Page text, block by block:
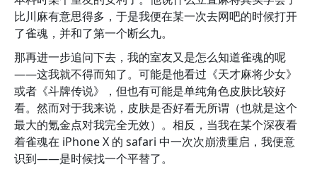
比川麻有意思得多，于是我便在某一次去网吧的时候打开
了雀魂，并和了第一个断幺九。
那再进一步追问下去，我的室友又是怎么知道雀魂的呢
——这我就不得而知了。可能是他看过《天才麻将少女》
或者《斗牌传说》，但也有可能是单纯角色皮肤比较好
看。然而对于我来说，皮肤是否好看无所谓（也就是这个
最大的氪金点对我完全无效）。相反，当我在某个深夜看
着雀魂在 iPhone X 的 safari 中一次次崩溃重启，我便意
识到——是时候找一个平替了。